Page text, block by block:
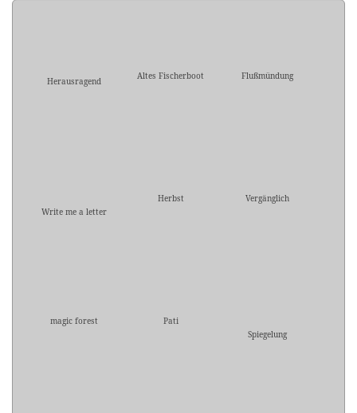
Herausragend Altes Fischerboot Flußmündung
Write me a letter
Herbst Vergänglich
magic forest
Pati
Spiegelung